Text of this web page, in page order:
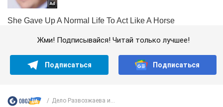
Жми! Подписывайся! Читай только лучшее!
Подписаться Подписаться
Дело Развозжаева и...